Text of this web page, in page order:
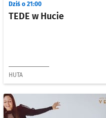
TEDE w Hucie
Dziś o 21:00
HUTA